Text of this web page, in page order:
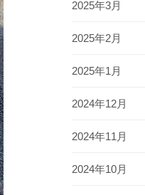
2025年3月
2025年2月
2025年1月
2024年12月
2024年11月
2024年10月